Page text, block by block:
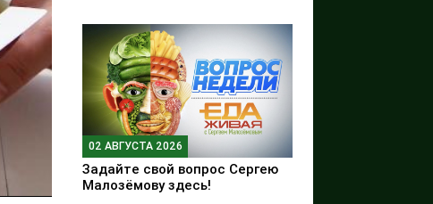
02 АВГУСТА 2026
Задайте свой вопрос Сергею
Малозёмову здесь!